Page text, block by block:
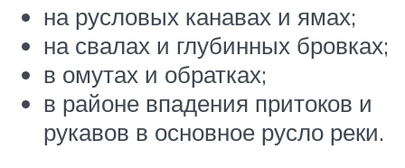
на русловых канавах и ямах;
на свалах и глубинных бровках;
в омутах и обратках;
в районе впадения притоков и
рукавов в основное русло реки.